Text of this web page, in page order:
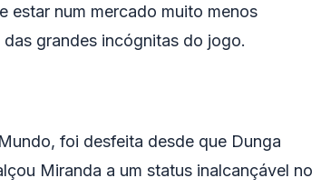
estar num mercado muito menos
grandes incógnitas do jogo.
foi desfeita desde que Dunga
Miranda a um status inalcançável no